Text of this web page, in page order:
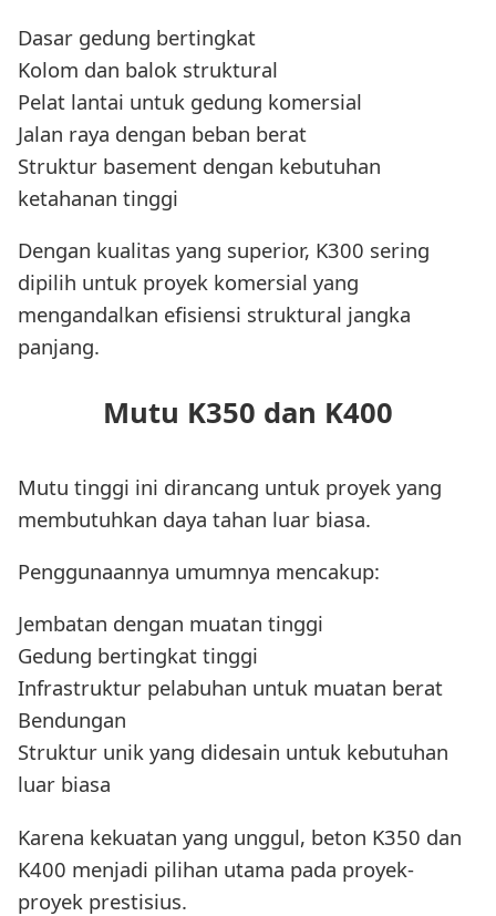
Dasar gedung bertingkat
Kolom dan balok struktural
Pelat lantai untuk gedung komersial
Jalan raya dengan beban berat
Struktur basement dengan kebutuhan
ketahanan tinggi
Dengan kualitas yang superior, K300 sering
dipilih untuk proyek komersial yang
mengandalkan efisiensi struktural jangka
panjang.
Mutu K350 dan K400
Mutu tinggi ini dirancang untuk proyek yang
membutuhkan daya tahan luar biasa.
Penggunaannya umumnya mencakup:
Jembatan dengan muatan tinggi
Gedung bertingkat tinggi
Infrastruktur pelabuhan untuk muatan berat
Bendungan
Struktur unik yang didesain untuk kebutuhan
luar biasa
Karena kekuatan yang unggul, beton K350 dan
K400 menjadi pilihan utama pada proyek-
proyek prestisius.